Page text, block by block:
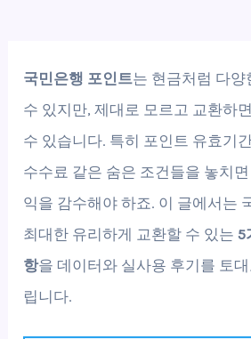
국민은행 포인트는 현금처럼 다
수 있지만, 제대로 모르고 교환하
수 있습니다. 특히 포인트 유효기
수수료 같은 숨은 조건들을 놓치
익을 감수해야 하죠. 이 글에서는
최대한 유리하게 교환할 수 있는5
항을 데이터와 실사용 후기를 토
립니다.